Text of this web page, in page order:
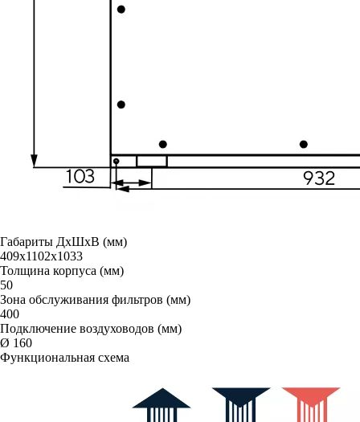
Габариты ДxШxВ (мм)
409x1102x1033
Толщина корпуса (мм)
50
Зона обслуживания фильтров (мм)
400
Подключение воздуховодов (мм)
Ø 160
Функциональная схема